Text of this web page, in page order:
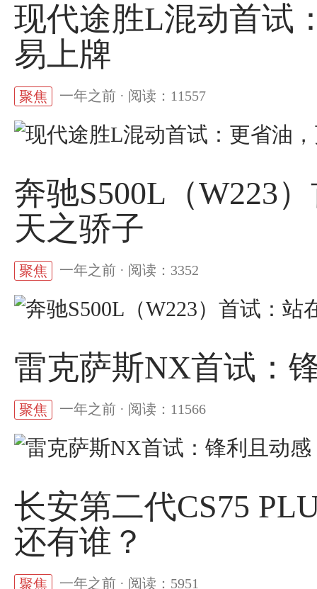
现代途胜L混动首试
易上牌
聚焦 一年之前 · 阅读：11557
奔驰S500L（W223
天之骄子
聚焦 一年之前 · 阅读：3352
雷克萨斯NX首试：
聚焦 一年之前 · 阅读：11566
长安第二代CS75
还有谁？
聚焦 一年之前 · 阅读：5951